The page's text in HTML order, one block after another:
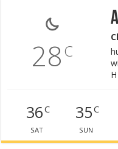
28C
36C
SAT
35C
SUN